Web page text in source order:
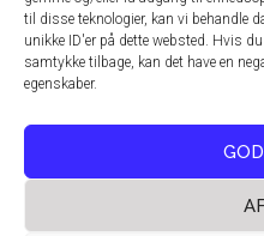
til disse teknologier, kan vi behandle
unikke ID'er på dette websted. Hvis
samtykke tilbage, kan det have en
egenskaber.
Telefon:
E-mail: